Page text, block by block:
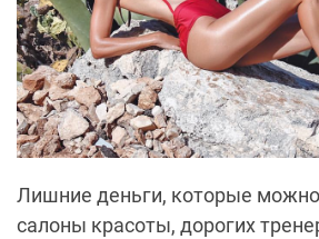
Лишние деньги, которые
салоны красоты, дорогих